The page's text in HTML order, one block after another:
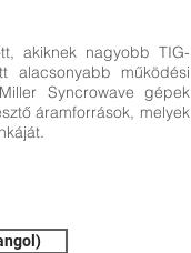
akiknek nagyobb TIG-
alacsonyabb működési
Syncrowave gépek
áramforrások, melyek